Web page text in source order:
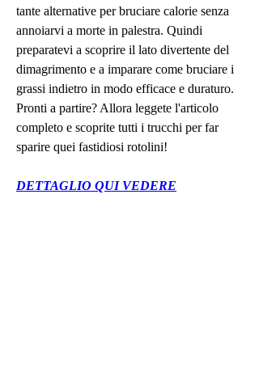
tante alternative per bruciare calorie senza
annoiarvi a morte in palestra. Quindi
preparatevi a scoprire il lato divertente del
dimagrimento e a imparare come bruciare i
grassi indietro in modo efficace e duraturo.
Pronti a partire? Allora leggete l'articolo
completo e scoprite tutti i trucchi per far
sparire quei fastidiosi rotolini!
DETTAGLIO QUI VEDERE